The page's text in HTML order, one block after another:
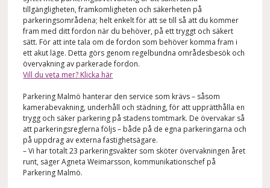
tillgängligheten, framkomligheten och säkerheten på
parkeringsområdena; helt enkelt för att se till så att du kommer
fram med ditt fordon när du behöver, på ett tryggt och säkert
sätt. För att inte tala om de fordon som behöver komma fram i
ett akut läge. Detta görs genom regelbundna områdesbesök och
övervakning av parkerade fordon.
Vill du veta mer? Klicka här
Parkering Malmö hanterar den service som krävs – såsom
kamerabevakning, underhåll och städning, för att upprätthålla en
trygg och säker parkering på stadens tomtmark. De övervakar så
att parkeringsreglerna följs – både på de egna parkeringarna och
på uppdrag av externa fastighetsägare.
– Vi har totalt 23 parkeringsvakter som sköter övervakningen året
runt, säger Agneta Weimarsson, kommunikationschef på
Parkering Malmö.